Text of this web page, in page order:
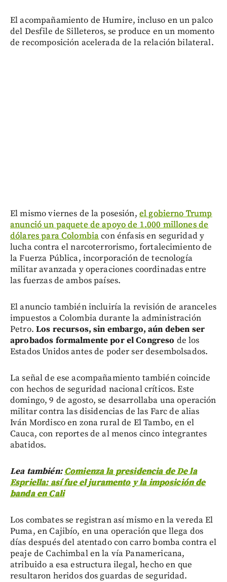
El acompañamiento de Humire, incluso en un palco
del Desfile de Silleteros, se produce en un momento
de recomposición acelerada de la relación bilateral.
El mismo viernes de la posesión, el gobierno Trump
anunció un paquete de apoyo de 1.000 millones de
dólares para Colombiacon énfasis en seguridad y
lucha contra el narcoterrorismo, fortalecimiento de
la Fuerza Pública, incorporación de tecnología
militar avanzada y operaciones coordinadas entre
las fuerzas de ambos países.
El anuncio también incluiría la revisión de aranceles
impuestos a Colombia durante la administración
Petro.Los recursos, sin embargo, aún deben ser
aprobados formalmente por el Congreso de los
Estados Unidos antes de poder ser desembolsados.
La señal de ese acompañamiento también coincide
con hechos de seguridad nacional críticos. Este
domingo, 9 de agosto, se desarrollaba una operación
militar contra las disidencias de las Farc de alias
Iván Mordisco en zona rural de El Tambo, en el
Cauca, con reportes de al menos cinco integrantes
abatidos.
Lea también:Comienza la presidencia de De la
Espriella: así fue el juramento y la imposición de
banda en Cali
Los combates se registran así mismo en la vereda El
Puma, en Cajibío, en una operación que llega dos
días después del atentado con carro bomba contra el
peaje de Cachimbal en la vía Panamericana,
atribuido a esa estructura ilegal, hecho en que
resultaron heridos dos guardas de seguridad.